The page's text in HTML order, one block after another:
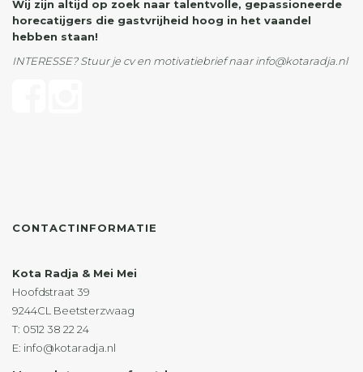
Wij zijn altijd op zoek naar talentvolle, gepassioneerde
horecatijgers die gastvrijheid hoog in het vaandel
hebben staan!
INTERESSE? Stuur je cv en motivatiebrief naar info@kotaradja.nl
CONTACTINFORMATIE
Kota Radja & Mei Mei
Hoofdstraat 39
9244CL Beetsterzwaag
T: 0512 38 22 24
E: info@kotaradja.nl